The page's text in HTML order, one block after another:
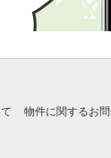
物件に関するお